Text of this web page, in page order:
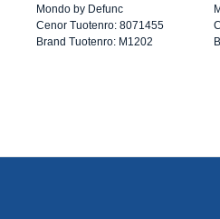
Mondo by Defunc
Cenor Tuotenro: 8071455
Brand Tuotenro: M1202